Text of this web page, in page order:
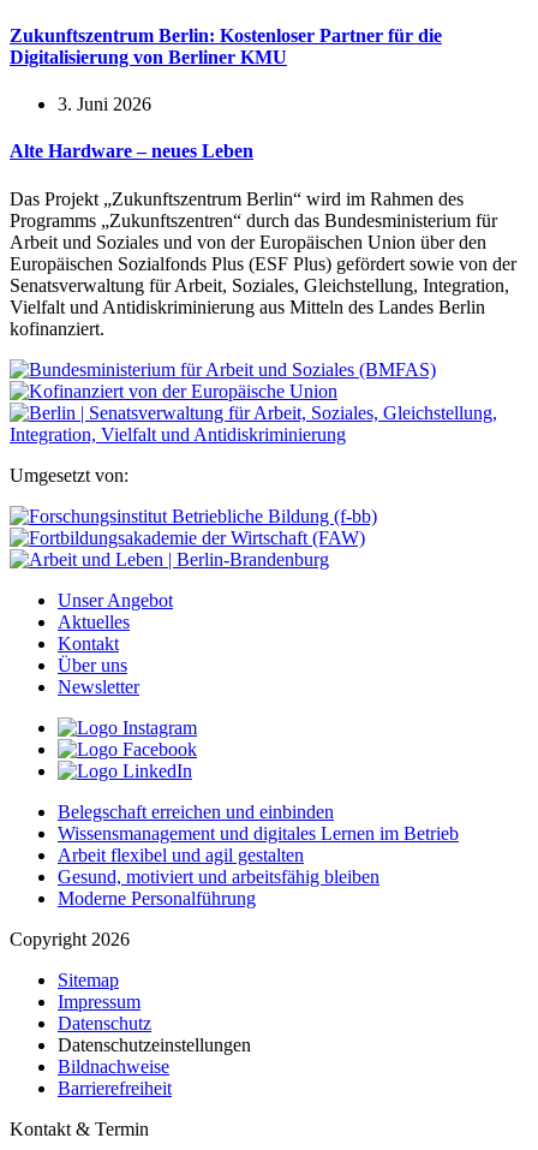
Zukunftszentrum Berlin: Kostenloser Partner für die
Digitalisierung von Berliner KMU
3. Juni 2026
Alte Hardware – neues Leben
Das Projekt „Zukunftszentrum Berlin“ wird im Rahmen des
Programms „Zukunftszentren“ durch das Bundesministerium für
Arbeit und Soziales und von der Europäischen Union über den
Europäischen Sozialfonds Plus (ESF Plus) gefördert sowie von der
Senatsverwaltung für Arbeit, Soziales, Gleichstellung, Integration,
Vielfalt und Antidiskriminierung aus Mitteln des Landes Berlin
kofinanziert.
Umgesetzt von:
Unser Angebot
Aktuelles
Kontakt
Über uns
Newsletter
Belegschaft erreichen und einbinden
Wissensmanagement und digitales Lernen im Betrieb
Arbeit flexibel und agil gestalten
Gesund, motiviert und arbeitsfähig bleiben
Moderne Personalführung
Copyright 2026
Sitemap
Impressum
Datenschutz
Datenschutzeinstellungen
Bildnachweise
Barrierefreiheit
Kontakt & Termin